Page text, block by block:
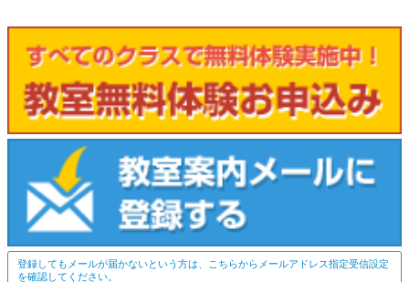
登録してもメールが届かないという方は、こちらからメールアドレス指定受信設定
を確認してください。